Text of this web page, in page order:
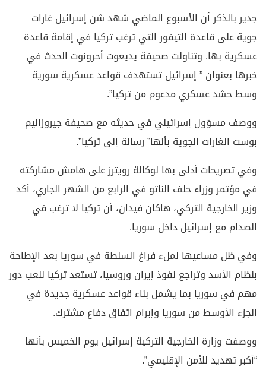
جدير بالذكر أن الأسبوع الماضي شهد شن إسرائيل غارات
جوية على قاعدة التيفور التي ترغب تركيا في إقامة قاعدة
عسكرية بها. وتناولت صحيفة يديعوت أحرونوت الحدث في
خبرها بعنوان ” إسرائيل تستهدف قواعد عسكرية سورية
وسط حشد عسكري مدعوم من تركيا”.
ووصف مسؤول إسرائيلي في حديثه مع صحيفة جيروزاليم
بوست الغارات الجوية بأنها” رسالة إلى تركيا”.
وفي تصريحات أدلى بها لوكالة رويترز على هامش مشاركته
في مؤتمر وزراء حلف الناتو في الرابع من الشهر الجاري، أكد
وزير الخارجية التركي، هاكان فيدان، أن تركيا لا ترغب في
الصدام مع إسرائيل داخل سوريا.
وفي ظل مساعيها لملء فراغ السلطة في سوريا بعد الإطاحة
بنظام الأسد وتراجع نفوذ إيران وروسيا، تستعد تركيا للعب دور
مهم في سوريا بما يشمل بناء قواعد عسكرية جديدة في
الجزء الأوسط من سوريا وإبرام اتفاق دفاع مشترك.
ووصفت وزارة الخارجية التركية إسرائيل يوم الخميس بأنها
“أكبر تهديد للأمن الإقليمي”.